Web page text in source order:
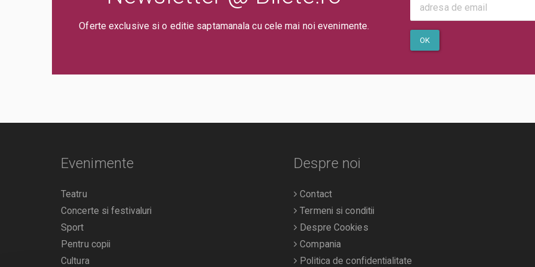
deranjarea celorlalti spectatori dupa inceperea spectacolului/evenimentului.
Oferte exclusive si o editie saptamanala cu cele mai noi evenimente.
OK
Evenimente
Teatru
Concerte si festivaluri
Sport
Pentru copii
Cultura
Despre noi
Contact
Termeni si conditii
Despre Cookies
Compania
Politica de confidentialitate